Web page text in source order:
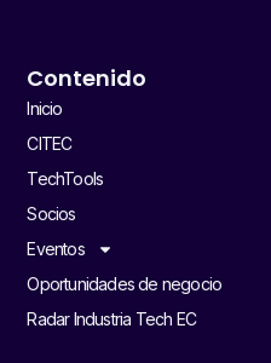
Contenido
Inicio
CITEC
TechTools
Socios
Eventos
Oportunidades de negocio
Radar Industria Tech EC